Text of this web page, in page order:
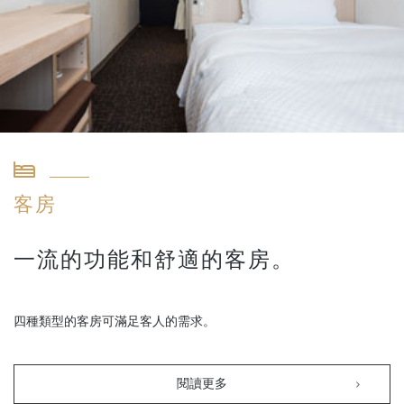
客房
一流的功能和舒適的客房。
四種類型的客房可滿足客人的需求。
閱讀更多